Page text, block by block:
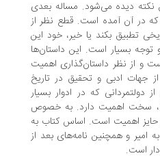
دیده می‌شود. مساله بعدی
آمده است. قطع نظر از
بکند یا خیر، خود این
است. این داستان‌ها
نظر داستان‌گذاری اهمیت
ادبی و تحقیق در تاریخ
که در ادوار بسیار
اهمیت دارد. به خصوص
اهمیت است. اساس کتاب به
همچنین نامه‌های بعد از